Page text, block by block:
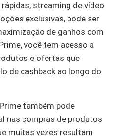
streaming de vídeo
exclusivas, pode ser
de ganhos com
você tem acesso a
e ofertas que
de cashback ao longo do
também pode
nas compras de produtos
muitas vezes resultam